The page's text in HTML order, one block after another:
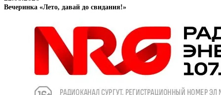
Вечеринка «Лето, давай до свидания!»